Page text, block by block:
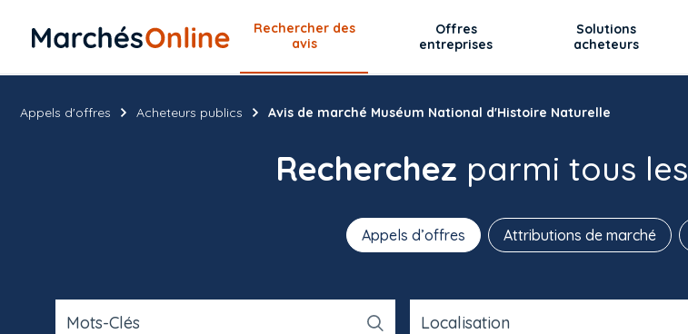
Rechercher des
avis
Offres
entreprises
Solutions
acheteurs
Recherchez parmi tous les
Appels d’offres Attributions de marché
Mots-Clés Localisation
Appels d'offres Acheteurs publics Avis de marché Muséum National d'Histoire Naturelle